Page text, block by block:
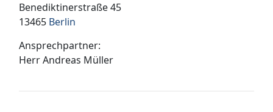
Benediktinerstraße 45
13465 Berlin
Ansprechpartner:
HerrAndreas Müller